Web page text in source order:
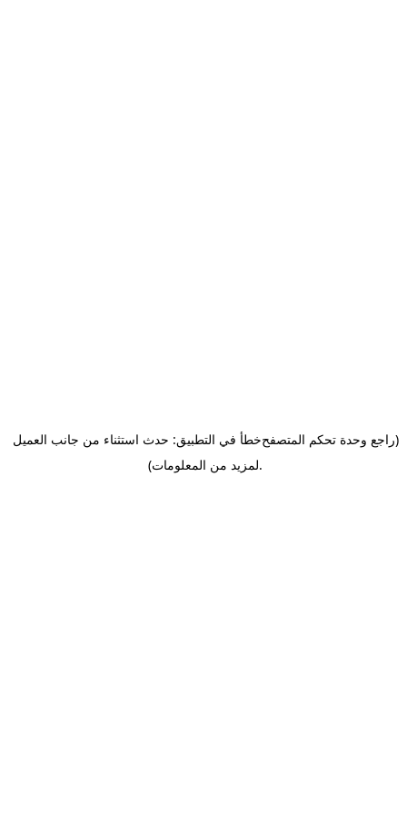
خطأ في التطبيق: حدث استثناء من جانب العميل(راجع وحدة تحكم المتصفح
لمزيد من المعلومات).